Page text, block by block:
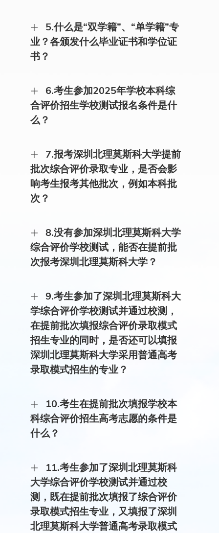
生提供报考的机会，我校今年新继续在部分省份采
用普通高考录取模式招生，将在河北、山西、江
苏、浙江、安徽、江西、山东、河南、湖北、湖
南、广东、四川、陕西共13个省份一本批次（本科
继续采用外语类保送生招生模式，招生录取教育部
批准的具有推荐保送生资格的外国语中学2024年高
中毕业生。 艺术类专业招生。我校2024年面向山
东、湖南、广东共3个省份新增艺术类专业招生。
业包括学校“双学籍”专业和“单学籍”专业，共15个
专业。其中双学籍专业有：经济学、俄语、数学与
应用数学、信息与计算科学、数理基础科学(基础数
学)、数理基础科学(基础物理学)、化学、生物科学
融科技、国际经济与贸易、智能感知工程、电子与
计算机工程等4个专业。 深圳北理莫斯科大学普通
高考录取模式仅有上述“单学籍”专业招生，“双学
籍”专业不采用普通高考录取模式招生。
5.什么是“双学籍”、“单学籍”专
业？各颁发什么毕业证书和学位证
书？
科大学和莫斯科大学两校学籍，达到毕业要求者，
颁发深圳北理莫斯科大学毕业证书；对符合学士学
位授予条件的本科毕业生，授予学士学位并颁发学
位证书。符合莫斯科大学规定的本科毕业生，颁发
到毕业要求者，颁发深圳北理莫斯科大学毕业证
书；对符合学士学位授予条件的本科毕业生，授予
学士学位并颁发学位证书。
6.考生参加2025年学校本科综
合评价招生学校测试报名条件是什
么？
考试，志存高远，全面发展，具有外语学科特长与
兴趣、创新思维、国际视野和社会责任感的优秀高
中毕业生。 （2）高中学业水平（合格性）考试各
科成绩均合格，考试成绩使用等级呈现的，各科目
成绩均达到C级或以上。浙江省综合素质评价须达
到B等（新高考改革前的往届生P等）及以上。
制分数线及以上。
7.报考深圳北理莫斯科大学提前
批次综合评价录取专业，是否会影
响考生报考其他批次，例如本科批
次？
再参与其他批次的录取。
8.没有参加深圳北理莫斯科大学
综合评价学校测试，能否在提前批
次报考深圳北理莫斯科大学？
须参加且通过深圳北理莫斯科大学综合评价录取学
校测试。
9.考生参加了深圳北理莫斯科大
学综合评价学校测试并通过校测，
在提前批次填报综合评价录取模式
招生专业的同时，是否还可以填报
深圳北理莫斯科大学采用普通高考
录取模式招生的专业？
招生专业计划的省市本科批次填报志愿。
10.考生在提前批次填报学校本
科综合评价招生高考志愿的条件是
什么？
招生录取控制分数线或本科第一批录取最低控制分
数线及以上，并且参加学校测试成绩合格，方可在
高考志愿提前批次或综合评价试点高校相应批次(以
省份招生考试机构发布的文件为准)填报深圳北理莫
斯科大学。填报专业志愿时，学校测试科目不同的
专业不可同时填报。
11.考生参加了深圳北理莫斯科
大学综合评价学校测试并通过校
测，既在提前批次填报了综合评价
录取模式招生专业，又填报了深圳
北理莫斯科大学普通高考录取模式